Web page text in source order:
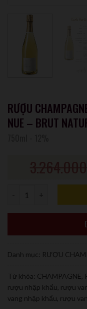
RƯỢU
NUE – BRUT
Số lượng
Danh mục: RƯỢU
Từ khóa: CHAMPAGNE
rượu nhập khẩu rượu
vang nhập khẩu rượu